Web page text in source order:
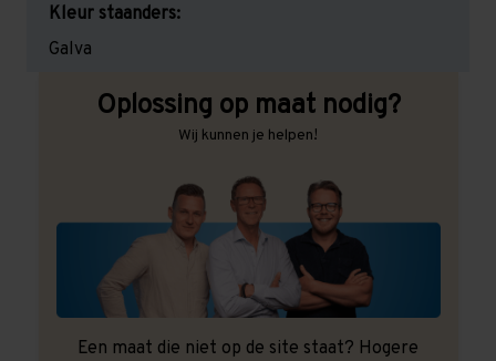
Kleur staanders:
Galva
Oplossing op maat nodig?
Wij kunnen je helpen!
Een maat die niet op de site staat? Hogere